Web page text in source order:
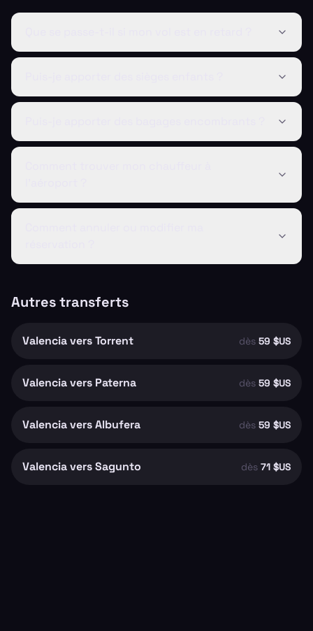
Autres transferts
Valencia vers Torrent dès 59 $US
Valencia vers Paterna dès 59 $US
Valencia vers Albufera dès 59 $US
Valencia vers Sagunto dès 71 $US